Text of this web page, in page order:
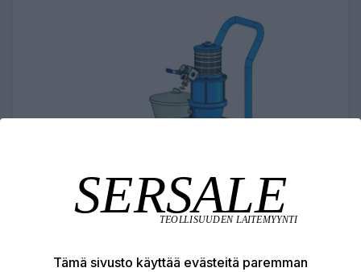
Tämä sivusto käyttää evästeitä paremman